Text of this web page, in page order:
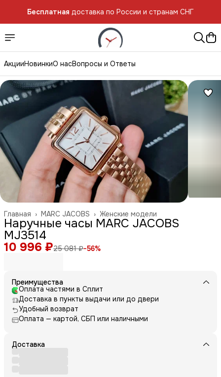
Бесплатная доставка по России и странам СНГ
АкцииНовинкиО насВопросы и Ответы
Женские модели
MARC JACOBS ›
Главная ›
Наручные часы MARC JACOBS
MJ3514
10 996 ₽25 081 ₽−56%
Преимущества
Оплата частями в Сплит
Доставка в пункты выдачи или до двери
Удобный возврат
Оплата — картой, СБП или наличными
Доставка